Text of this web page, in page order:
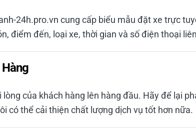
24h.pro.vn cung cấp biểu mẫu đặt xe trực
điểm đến, loại xe, thời gian và số điện thoại
của khách hàng lên hàng đầu. Hãy để lại
có thể cải thiện chất lượng dịch vụ tốt hơn nữa.